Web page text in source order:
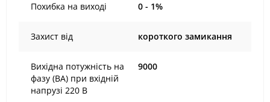
Похибка на виході 0 - 1%
Захист від короткого замикання
Вихідна потужність на
фазу (ВА) при вхідній
напрузі 220 В
9000